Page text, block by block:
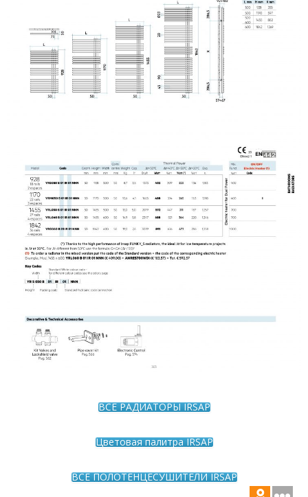
ВСЕ РАДИАТОРЫ IRSAP
Цветовая палитра IRSAP
ВСЕ ПОЛОТЕНЦЕСУШИТЕЛИ IRSAP